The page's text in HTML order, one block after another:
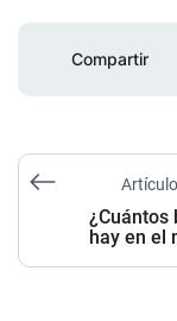
Compartir
¿Cuántos
hay en el